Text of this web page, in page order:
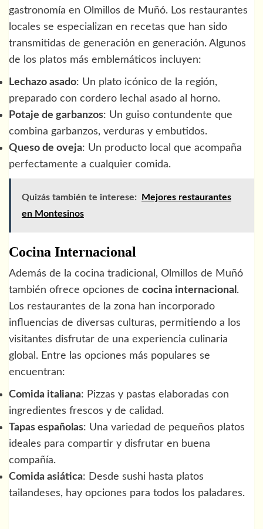
gastronomía en Olmillos de Muñó. Los restaurantes
locales se especializan en recetas que han sido
transmitidas de generación en generación. Algunos
de los platos más emblemáticos incluyen:
Lechazo asado: Un plato icónico de la región,
preparado con cordero lechal asado al horno.
Potaje de garbanzos: Un guiso contundente que
combina garbanzos, verduras y embutidos.
Queso de oveja: Un producto local que acompaña
perfectamente a cualquier comida.
Quizás también te interese:
Mejores restaurantes
en Montesinos
Cocina Internacional
Además de la cocina tradicional, Olmillos de Muñó
también ofrece opciones de cocina internacional .
Los restaurantes de la zona han incorporado
influencias de diversas culturas, permitiendo a los
visitantes disfrutar de una experiencia culinaria
global. Entre las opciones más populares se
encuentran:
Comida italiana: Pizzas y pastas elaboradas con
ingredientes frescos y de calidad.
Tapas españolas: Una variedad de pequeños platos
ideales para compartir y disfrutar en buena
compañía.
Comida asiática: Desde sushi hasta platos
tailandeses, hay opciones para todos los paladares.